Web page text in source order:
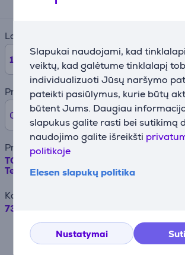
Slapukai naudojami, kad
veiktų, kad galėtume tinklalapį
individualizuoti Jūsų naršymo
pateikti pasiūlymus, kurie būtų
būtent Jums. Daugiau
slapukus galite rasti bei sutikimą
naudojimo galite išreikšti
politikoje
Elesen slapukų politika
Nustatymai
Laikotarpis
12 mėnesių
Pradinė įmoka
0% /0 €
Prekės pavadinimas
TCL C7L, 55'', 4K UHD, SQD-Mini LED,
Televizorius
Kaina
739 €
Pavyzdžiui, skolinantis
sutartis sudaroma 24 mėn.